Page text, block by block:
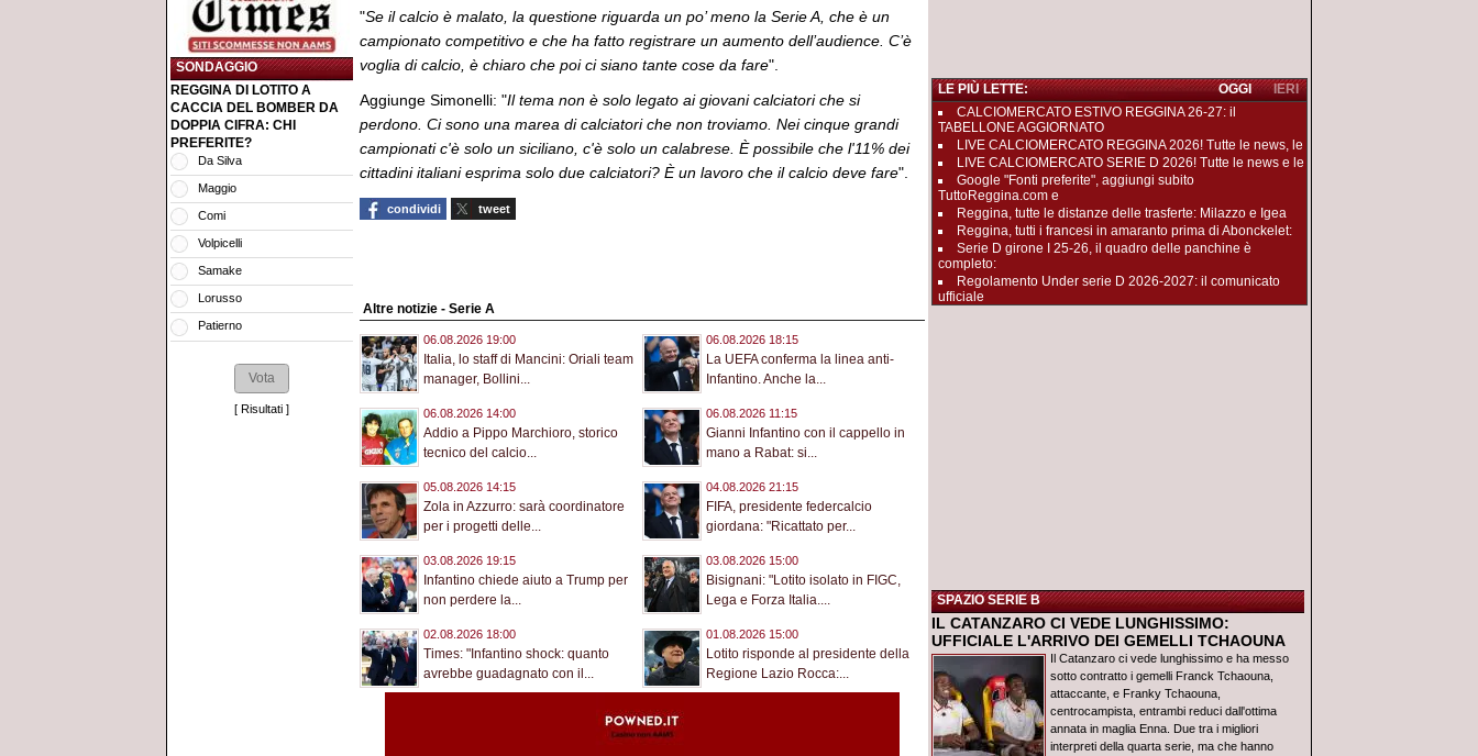
SONDAGGIO
REGGINA DI LOTITO A
CACCIA DEL BOMBER DA
DOPPIA CIFRA: CHI
PREFERITE?
Da Silva
Maggio
Comi
Volpicelli
Samake
Lorusso
Patierno
[ Risultati ]
"Se il calcio è malato, la questione riguarda un po’ meno la Serie A, che è un
campionato competitivo e che ha fatto registrare un aumento dell’audience. C’è
voglia di calcio, è chiaro che poi ci siano tante cose da fare".
Aggiunge Simonelli: "Il tema non è solo legato ai giovani calciatori che si
perdono. Ci sono una marea di calciatori che non troviamo. Nei cinque grandi
campionati c'è solo un siciliano, c'è solo un calabrese. È possibile che l'11% dei
cittadini italiani esprima solo due calciatori? È un lavoro che il calcio deve fare".
condividi tweet
Altre notizie - Serie A
06.08.2026 19:00
Italia, lo staff di Mancini: Oriali team
manager, Bollini...
06.08.2026 18:15
La UEFA conferma la linea anti-
Infantino. Anche la...
06.08.2026 14:00
Addio a Pippo Marchioro, storico
tecnico del calcio...
06.08.2026 11:15
Gianni Infantino con il cappello in
mano a Rabat: si...
05.08.2026 14:15
Zola in Azzurro: sarà coordinatore
per i progetti delle...
04.08.2026 21:15
FIFA, presidente federcalcio
giordana: "Ricattato per...
03.08.2026 19:15
Infantino chiede aiuto a Trump per
non perdere la...
03.08.2026 15:00
Bisignani: "Lotito isolato in FIGC,
Lega e Forza Italia....
02.08.2026 18:00
Times: "Infantino shock: quanto
avrebbe guadagnato con il...
01.08.2026 15:00
Lotito risponde al presidente della
Regione Lazio Rocca:...
LE PIÙ LETTE: IERI
OGGI
CALCIOMERCATO ESTIVO REGGINA 26-27: il
TABELLONE AGGIORNATO
LIVE CALCIOMERCATO REGGINA 2026! Tutte le news, le
LIVE CALCIOMERCATO SERIE D 2026! Tutte le news e le
Google "Fonti preferite", aggiungi subito
TuttoReggina.com e
Reggina, tutte le distanze delle trasferte: Milazzo e Igea
Reggina, tutti i francesi in amaranto prima di Abonckelet:
Serie D girone I 25-26, il quadro delle panchine è
completo:
Regolamento Under serie D 2026-2027: il comunicato
ufficiale
SPAZIO SERIE B
IL CATANZARO CI VEDE LUNGHISSIMO:
UFFICIALE L'ARRIVO DEI GEMELLI TCHAOUNA
Il Catanzaro ci vede lunghissimo e ha messo
sotto contratto i gemelli Franck Tchaouna,
attaccante, e Franky Tchaouna,
centrocampista, entrambi reduci dall'ottima
annata in maglia Enna. Due tra i migliori
interpreti della quarta serie, ma che hanno